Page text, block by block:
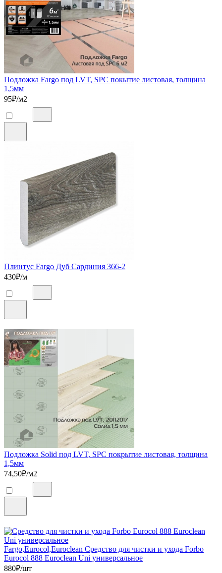
Подложка Fargo под LVT, SPC покытие листовая, толщина
1,5мм
95₽/м2
Плинтус Fargo Дуб Сардиния 366-2
430₽/м
Подложка Solid под LVT, SPC покрытие листовая, толщина
1,5мм
74,50₽/м2
Fargo,Eurocol,Euroclean Средство для чистки и ухода Forbo
Eurocol 888 Euroclean Uni универсальное
880₽/шт